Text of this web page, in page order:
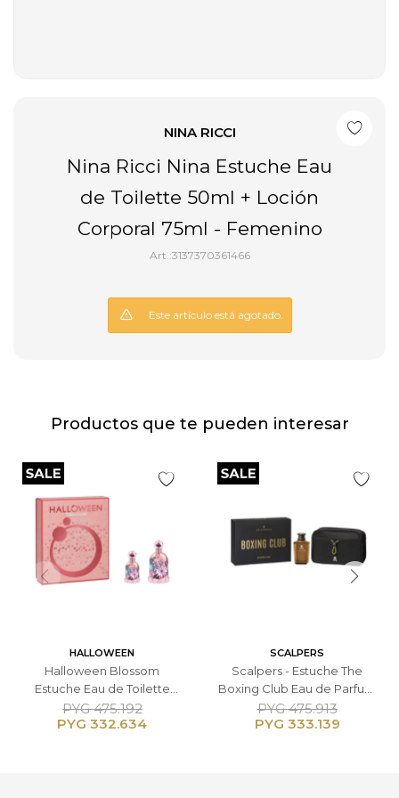
NINA RICCI
Nina Ricci Nina Estuche Eau
de Toilette 50ml + Loción
Corporal 75ml - Femenino
3137370361466
Este artículo está agotado.
Productos que te pueden interesar
HALLOWEEN
Halloween Blossom
Estuche Eau de Toilette
100ml + 30ml + Femenino
PYG 332.634
PYG 475.192
SCALPERS
Scalpers - Estuche The
Boxing Club Eau de Parfum
125ml + Neceser - Masculino
PYG 333.139
PYG 475.913